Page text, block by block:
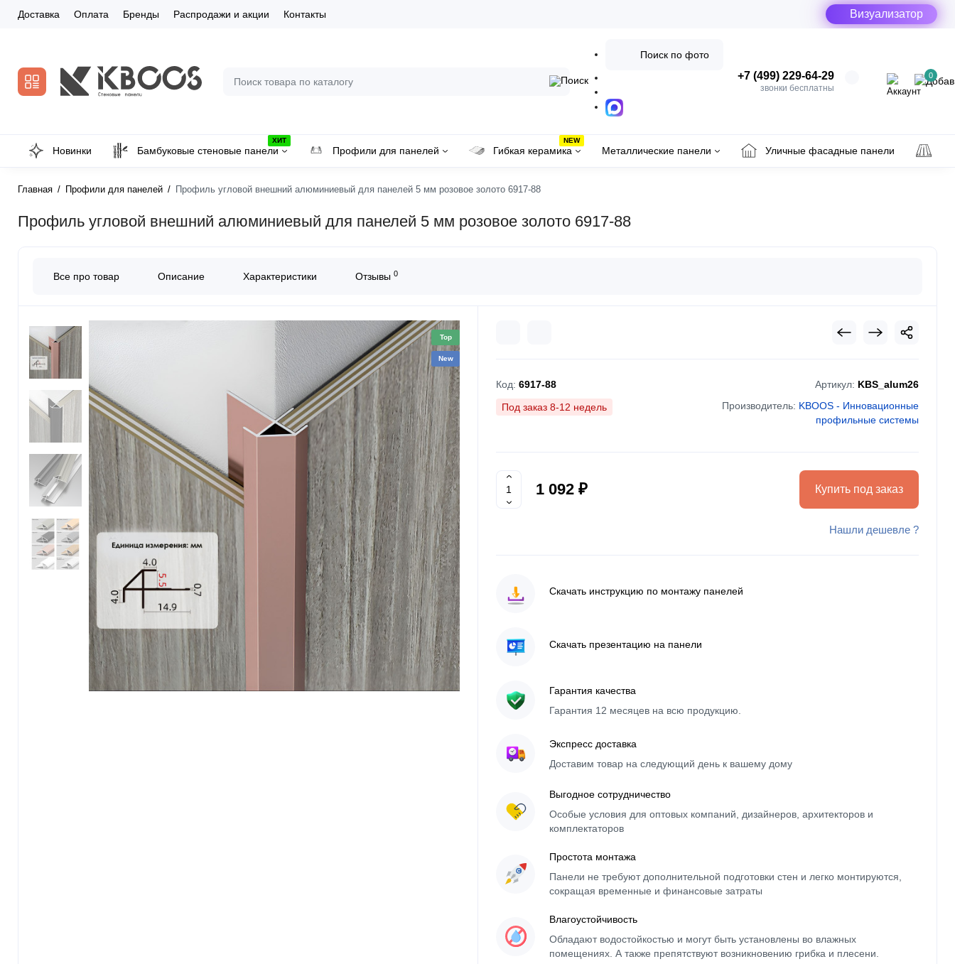
Визуализатор
Доставка Оплата Бренды Распродажи и акции Контакты
+7 (499) 229-64-29
звонки бесплатны
0
Поиск по фото
Новинки
ХИТ
Бамбуковые стеновые панели Профили для панелей
NEW
Гибкая керамика Металлические панели Уличные фасадные панели
Главная Профили для панелей Профиль угловой внешний алюминиевый для панелей 5 мм розовое золото 6917-88
Профиль угловой внешний алюминиевый для панелей 5 мм розовое золото 6917-88
Все про товар Описание Характеристики Отзывы 0
Top
New
Код: 6917-88 Артикул: KBS_alum26
Производитель: KBOOS - Инновационные
профильные системы
Под заказ 8-12 недель
1 092 ₽ Купить под заказ
Нашли дешевле ?
Скачать инструкцию по монтажу панелей
Скачать презентацию на панели
Гарантия качества
Гарантия 12 месяцев на всю продукцию.
Экспресс доставка
Доставим товар на следующий день к вашему дому
Выгодное сотрудничество
Особые условия для оптовых компаний, дизайнеров, архитекторов и
комплектаторов
Простота монтажа
Панели не требуют дополнительной подготовки стен и легко монтируются,
сокращая временные и финансовые затраты
Влагоустойчивость
Обладают водостойкостью и могут быть установлены во влажных
помещениях. А также препятствуют возникновению грибка и плесени.